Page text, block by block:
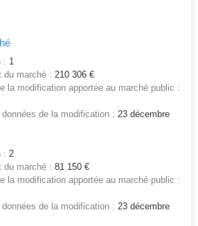
: 1
du marché : 210 306 €
la modification apportée au marché public :
de la modification : 23 décembre
: 2
du marché : 81 150 €
la modification apportée au marché public :
de la modification : 23 décembre